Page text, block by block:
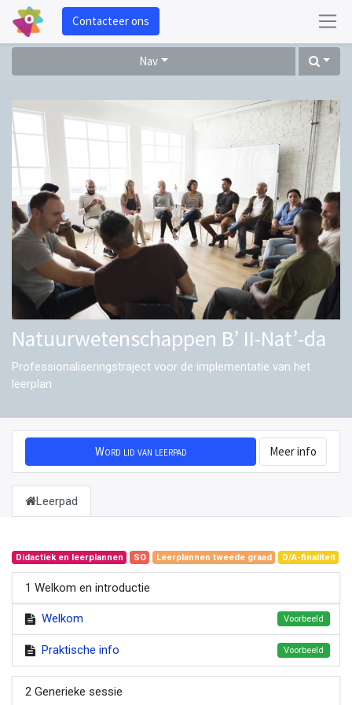
Contacteer ons
Nav
Natuurwetenschappen B’ II-Nat’-da
Professionaliseringstraject voor de implementatie van het
leerplan
Word lid van leerpad Meer info
Leerpad
Didactiek en leerplannen SO Leerplannen tweede graad D/A-finaliteit
1 Welkom en introductie
Welkom Voorbeeld
Praktische info Voorbeeld
2 Generieke sessie